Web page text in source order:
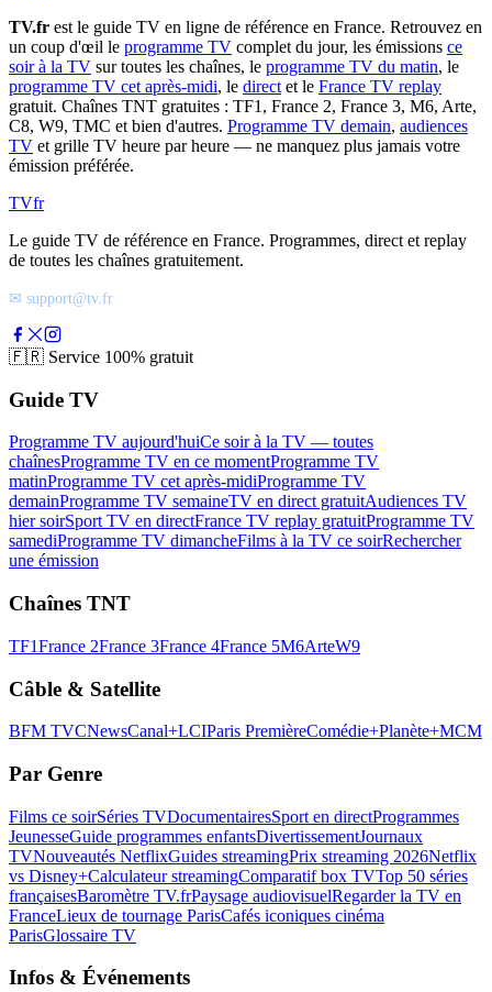
TV.fr est le guide TV en ligne de référence en France. Retrouvez en
un coup d'œil le programme TV complet du jour, les émissions ce
soir à la TV sur toutes les chaînes, le programme TV du matin, le
programme TV cet après-midi, le direct et le France TV replay
gratuit. Chaînes TNT gratuites : TF1, France 2, France 3, M6, Arte,
C8, W9, TMC et bien d'autres. Programme TV demain, audiences
TV et grille TV heure par heure — ne manquez plus jamais votre
émission préférée.
TVfr
Le guide TV de référence en France. Programmes, direct et replay
de toutes les chaînes gratuitement.
✉ support@tv.fr
🇫🇷 Service 100% gratuit
Guide TV
Programme TV aujourd'huiCe soir à la TV — toutes
chaînesProgramme TV en ce momentProgramme TV
matinProgramme TV cet après-midiProgramme TV
demainProgramme TV semaineTV en direct gratuitAudiences TV
hier soirSport TV en directFrance TV replay gratuitProgramme TV
samediProgramme TV dimancheFilms à la TV ce soirRechercher
une émission
Chaînes TNT
TF1France 2France 3France 4France 5M6ArteW9
Câble & Satellite
BFM TVCNewsCanal+LCIParis PremièreComédie+Planète+MCM
Par Genre
Films ce soirSéries TVDocumentairesSport en directProgrammes
JeunesseGuide programmes enfantsDivertissementJournaux
TVNouveautés NetflixGuides streamingPrix streaming 2026Netflix
vs Disney+Calculateur streamingComparatif box TVTop 50 séries
françaisesBaromètre TV.frPaysage audiovisuelRegarder la TV en
FranceLieux de tournage ParisCafés iconiques cinéma
ParisGlossaire TV
Infos & Événements